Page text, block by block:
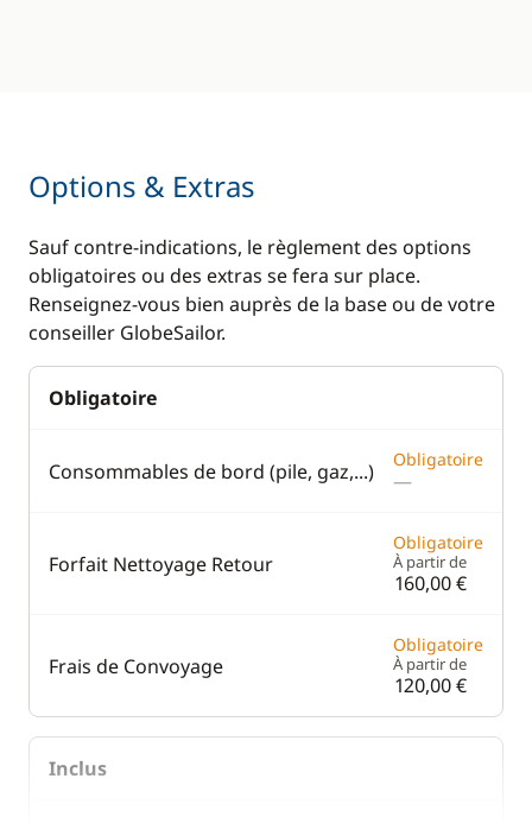
Options & Extras
Sauf contre-indications, le règlement des options
obligatoires ou des extras se fera sur place.
Renseignez-vous bien auprès de la base ou de votre
conseiller GlobeSailor.
Obligatoire
Consommables de bord (pile, gaz,...) Obligatoire
—
Forfait Nettoyage Retour
Obligatoire
À partir de
160,00 €
Frais de Convoyage
Obligatoire
À partir de
120,00 €
Inclus